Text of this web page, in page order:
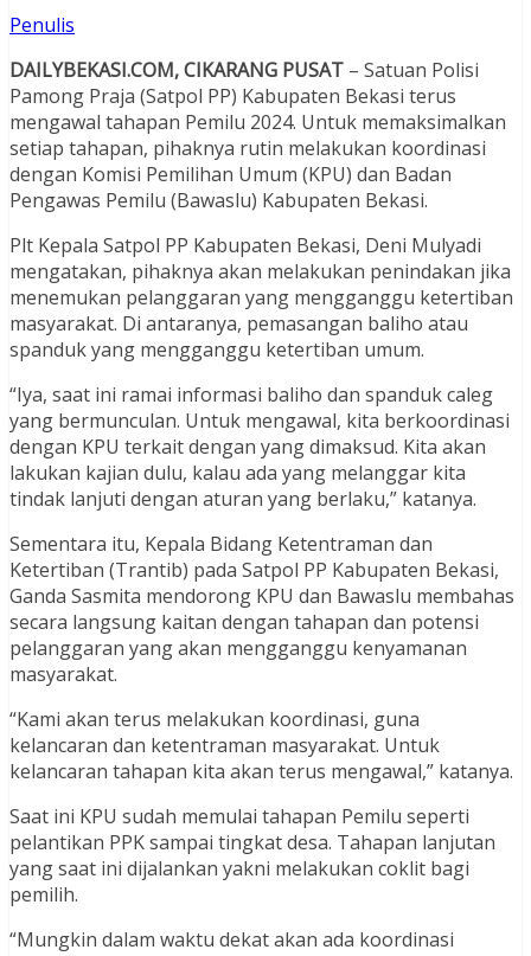
Penulis
DAILYBEKASI.COM, CIKARANG PUSAT – Satuan Polisi
Pamong Praja (Satpol PP) Kabupaten Bekasi terus
mengawal tahapan Pemilu 2024. Untuk memaksimalkan
setiap tahapan, pihaknya rutin melakukan koordinasi
dengan Komisi Pemilihan Umum (KPU) dan Badan
Pengawas Pemilu (Bawaslu) Kabupaten Bekasi.
Plt Kepala Satpol PP Kabupaten Bekasi, Deni Mulyadi
mengatakan, pihaknya akan melakukan penindakan jika
menemukan pelanggaran yang mengganggu ketertiban
masyarakat. Di antaranya, pemasangan baliho atau
spanduk yang mengganggu ketertiban umum.
“Iya, saat ini ramai informasi baliho dan spanduk caleg
yang bermunculan. Untuk mengawal, kita berkoordinasi
dengan KPU terkait dengan yang dimaksud. Kita akan
lakukan kajian dulu, kalau ada yang melanggar kita
tindak lanjuti dengan aturan yang berlaku,” katanya.
Sementara itu, Kepala Bidang Ketentraman dan
Ketertiban (Trantib) pada Satpol PP Kabupaten Bekasi,
Ganda Sasmita mendorong KPU dan Bawaslu membahas
secara langsung kaitan dengan tahapan dan potensi
pelanggaran yang akan mengganggu kenyamanan
masyarakat.
“Kami akan terus melakukan koordinasi, guna
kelancaran dan ketentraman masyarakat. Untuk
kelancaran tahapan kita akan terus mengawal,” katanya.
Saat ini KPU sudah memulai tahapan Pemilu seperti
pelantikan PPK sampai tingkat desa. Tahapan lanjutan
yang saat ini dijalankan yakni melakukan coklit bagi
pemilih.
“Mungkin dalam waktu dekat akan ada koordinasi